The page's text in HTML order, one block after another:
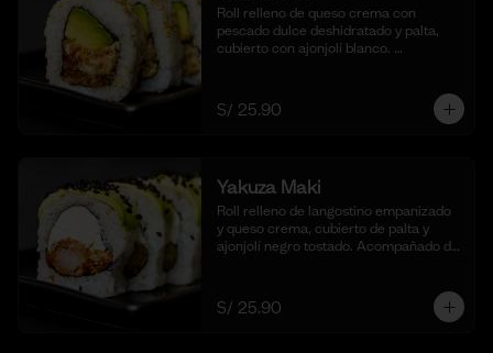
Roll relleno de queso crema con
pescado dulce deshidratado y palta,
cubierto con ajonjolí blanco.
S/ 25.90
Yakuza Maki
Roll relleno de langostino empanizado
y queso crema, cubierto de palta y
ajonjolí negro tostado. Acompañado de
S/ 25.90